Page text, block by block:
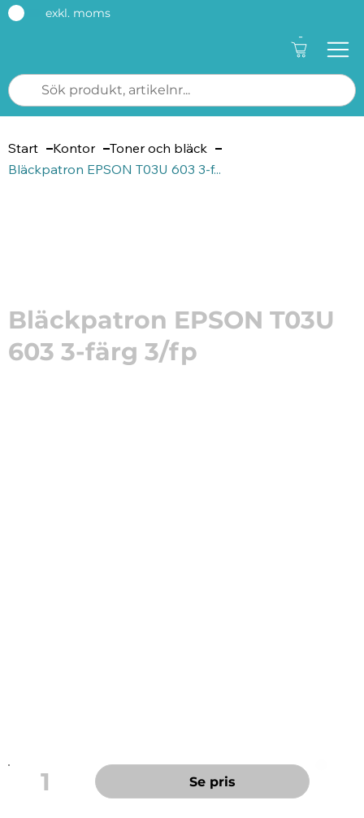
exkl. moms
-
Start Kontor
Toner och bläck
Bläckpatron EPSON T03U 603 3-f...
Bläckpatron EPSON T03U
603 3-färg 3/fp
1 Se pris